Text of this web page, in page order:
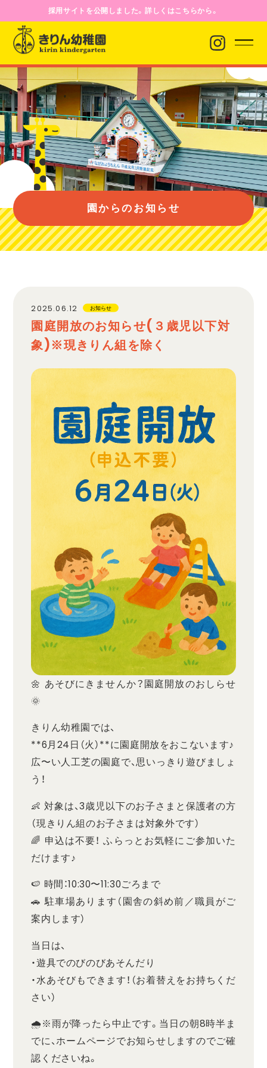
採用サイトを公開しました。詳しくはこちらから。
園からのお知らせ
園について
園のようす
バス経路
プライバシーポリシー
園からのお知らせ
2025.06.12 お知らせ
園庭開放のお知らせ(３歳児以下対
象)※現きりん組を除く
🌼 あそびにきませんか？園庭開放のおしらせ
🌞
きりん幼稚園では、
**6月24日（火）**に園庭開放をおこないます♪
広〜い人工芝の園庭で、思いっきり遊びましょ
う！
👶 対象は、3歳児以下のお子さまと保護者の方
（現きりん組のお子さまは対象外です）
🌈 申込は不要！ ふらっとお気軽にご参加いた
だけます♪
🍉 時間：10:30〜11:30ごろまで
🚗 駐車場あります（園舎の斜め前／職員がご
案内します）
当日は、
・遊具でのびのびあそんだり
・水あそびもできます！（お着替えをお持ちくだ
さい）
🌧️※雨が降ったら中止です。当日の朝8時半ま
でに、ホームページでお知らせしますのでご確
認くださいね。